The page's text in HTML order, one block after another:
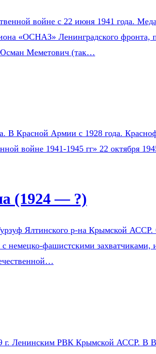
войне с 22 июня 1941 года.
«ОСНАЗ» Ленинградского
Меметович (так…
В Красной Армии с 1928 года.
войне 1941-1945 гг» 22 октября
(1924 — ?)
Ялтинского р-на Крымской АССР.
немецко-фашистскими
Ленинским РВК Крымской АССР. В